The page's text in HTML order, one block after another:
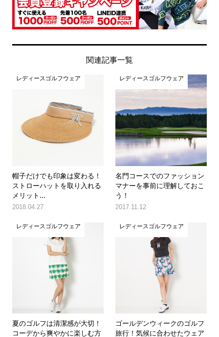
関連記事一覧
レディースゴルフウェア
帽子だけでも印象は変わる！
ストローハットを取り入れる
メリット...
2018.04.27
レディースゴルフウェア
名門コースでのファッション
マナーを事前に理解しておこ
う！
2017.11.12
レディースゴルフウェア
夏のゴルフは清潔感が大切！
コーデから爽やかに楽しむ方
レディースゴルフウェア
ゴールデンウィークのゴルフ
旅行！気候に合わせたウェア